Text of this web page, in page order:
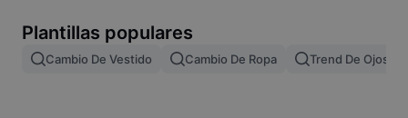
Image merge
Plantillas populares
Cambio De Vestido Cambio De Ropa Trend De Ojos